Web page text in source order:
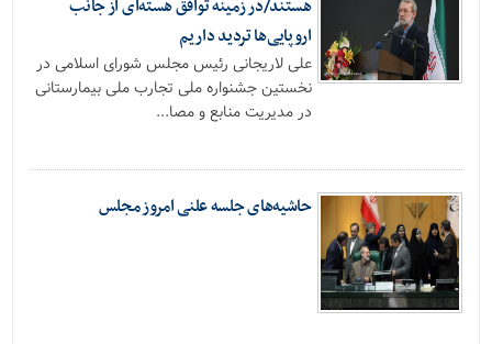
هستند/در زمینه توافق هسته‌ای از جانب
اروپایی‌ها تردید داریم
علی لاریجانی رئیس مجلس شورای اسلامی در
نخستین جشنواره ملی تجارب ملی بیمارستانی
در مدیریت منابع و مصا...
حاشیه‌های جلسه علنی امروز مجلس